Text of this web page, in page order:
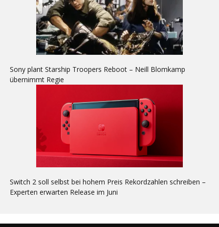
Sony plant Starship Troopers Reboot – Neill Blomkamp
übernimmt Regie
Switch 2 soll selbst bei hohem Preis Rekordzahlen schreiben –
Experten erwarten Release im Juni